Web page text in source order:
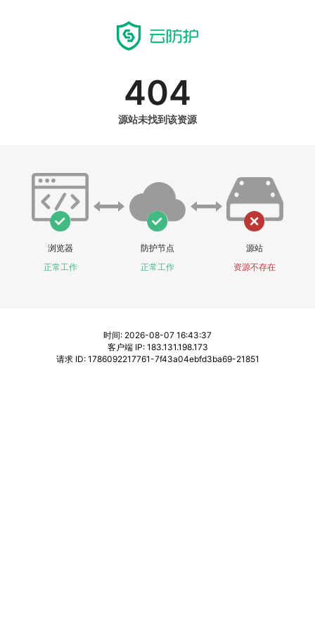
404
源站未找到该资源
浏览器
正常工作
防护节点
正常工作
源站
资源不存在
时间: 2026-08-07 16:43:37
客户端 IP: 183.131.198.173
请求 ID: 1786092217761-7f43a04ebfd3ba69-21851